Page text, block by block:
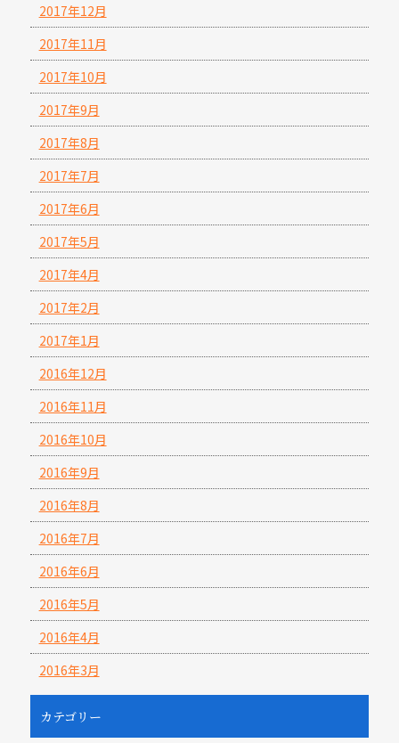
2017年12月
2017年11月
2017年10月
2017年9月
2017年8月
2017年7月
2017年6月
2017年5月
2017年4月
2017年2月
2017年1月
2016年12月
2016年11月
2016年10月
2016年9月
2016年8月
2016年7月
2016年6月
2016年5月
2016年4月
2016年3月
カテゴリー